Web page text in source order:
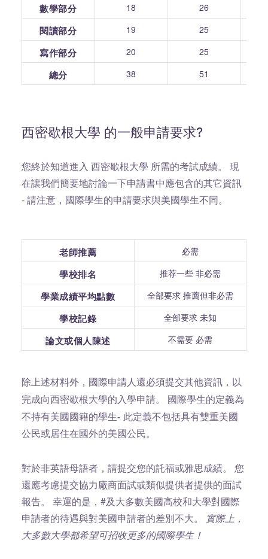
數學部分
18 26
閱讀部分 19 25
寫作部分 20 25
總分 38 51
西密歇根大學 的一般申請要求?
您終於知道進入 西密歇根大學 所需的考試成績。 現
在讓我們簡要地討論一下申請書中應包含的其它資訊
- 請注意，國際學生的申請要求與美國學生不同。
老師推薦 必需
學校排名 推荐一些 非必需
學業成績平均點數 全部要求 推薦但非必需
學校記錄 全部要求 未知
論文或個人陳述 不需要 必需
除上述材料外，國際申請人還必須提交其他資訊，以
完成向西密歇根大學的入學申請。 國際學生的定義為
不持有美國國籍的學生- 此定義不包括具有雙重美國
公民或居住在國外的美國公民。
對於非英語母語者，請提交您的託福或雅思成績。 您
還應考慮提交協力廠商面試或類似提供者提供的面試
報告。 幸運的是，#及大多數美國高校和大學對國際
申請者的待遇與對美國申請者的差別不大。
實際上，
大多數大學都希望可招收更多的國際學生！